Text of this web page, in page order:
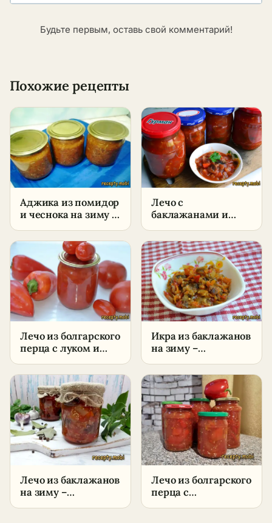
Будьте первым, оставь свой комментарий!
Похожие рецепты
Аджика из помидор
и чеснока на зиму –
в домашних
условиях
Лечо с
баклажанами и
пошаговый рецепт
в домашних
условиях
Лечо из болгарского
перца с луком и
классический
рецепт с уксусом
Икра из баклажанов
на зиму –
в домашних
условиях
Лечо из баклажанов
на зиму –
Лечо из болгарского
перца с